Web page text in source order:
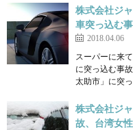
株式会社ジ
車突っ込む
2018.04.06
スーパーに来
に突っ込む事
太助市」に突
株式会社ジ
故、台湾女